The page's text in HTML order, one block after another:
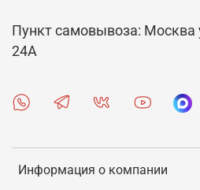
Информация о компании
Пункт самовывоза:
24А